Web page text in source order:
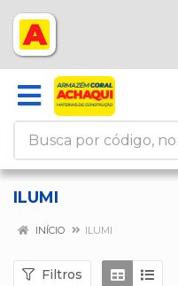
ILUMI
INÍCIO ILUMI
Filtros